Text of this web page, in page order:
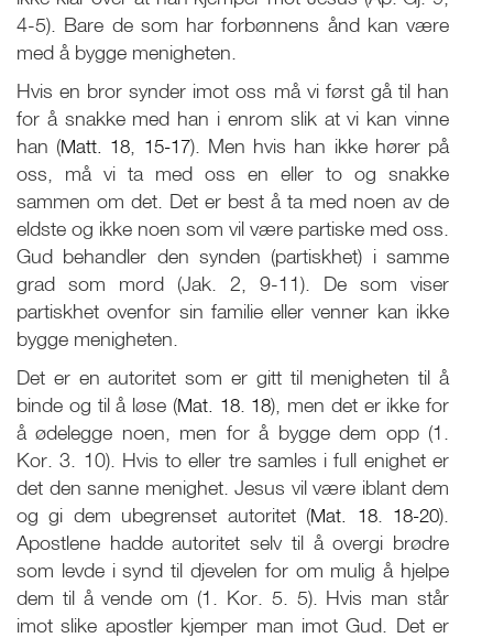
4-5). Bare de som har forbønnens ånd kan være
med å bygge menigheten.
Hvis en bror synder imot oss må vi først gå til han
for å snakke med han i enrom slik at vi kan vinne
han (Matt. 18 15-17). Men hvis han ikke hører på
oss, må vi ta med oss en eller to og snakke
sammen om det. Det er best å ta med noen av de
eldste og ikke noen som vil være partiske med oss.
Gud behandler den synden (partiskhet) i samme
grad som mord (Jak. 2, 9-11). De som viser
partiskhet ovenfor sin familie eller venner kan ikke
bygge menigheten.
Det er en autoritet som er gitt til menigheten til å
binde og til å løse (Mat. 18. 18), men det er ikke for
å ødelegge noen, men for å bygge dem opp (1.
Kor. 3. 10). Hvis to eller tre samles i full enighet er
det den sanne menighet. Jesus vil være iblant dem
og gi dem ubegrenset autoritet (Mat. 18. 18-20).
Apostlene hadde autoritet selv til å overgi brødre
som levde i synd til djevelen for om mulig å hjelpe
dem til å vende om (1. Kor. 5. 5). Hvis man står
imot slike apostler kjemper man imot Gud. Det er